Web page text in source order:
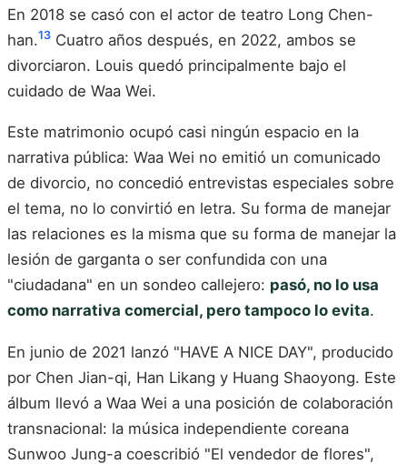
En 2018 se casó con el actor de teatro Long Chen-
han.13 Cuatro años después, en 2022, ambos se
divorciaron. Louis quedó principalmente bajo el
cuidado de Waa Wei.
Este matrimonio ocupó casi ningún espacio en la
narrativa pública: Waa Wei no emitió un comunicado
de divorcio, no concedió entrevistas especiales sobre
el tema, no lo convirtió en letra. Su forma de manejar
las relaciones es la misma que su forma de manejar la
lesión de garganta o ser confundida con una
"ciudadana" en un sondeo callejero: pasó, no lo usa
como narrativa comercial, pero tampoco lo evita.
En junio de 2021 lanzó "HAVE A NICE DAY", producido
por Chen Jian-qi, Han Likang y Huang Shaoyong. Este
álbum llevó a Waa Wei a una posición de colaboración
transnacional: la música independiente coreana
Sunwoo Jung-a coescribió "El vendedor de flores",